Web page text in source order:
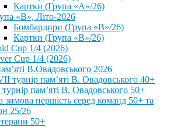
Картки (Група «А»/26)
«В», Літо-2026
Бомбардири (Група «В»/26)
Картки (Група «В»/26)
Cup 1/4 (2026)
Cup 1/4 (2026)
В.Овадовського 2026
турнір пам’яті В. Овадовського 40+
пам’яті В. Овадовського 50+
зимова першість серед команд 50+ та
25/26
50+